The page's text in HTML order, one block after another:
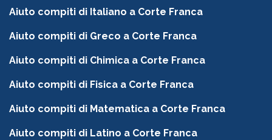
Aiuto compiti di Italiano a Corte Franca
Aiuto compiti di Greco a Corte Franca
Aiuto compiti di Chimica a Corte Franca
Aiuto compiti di Fisica a Corte Franca
Aiuto compiti di Matematica a Corte Franca
Aiuto compiti di Latino a Corte Franca